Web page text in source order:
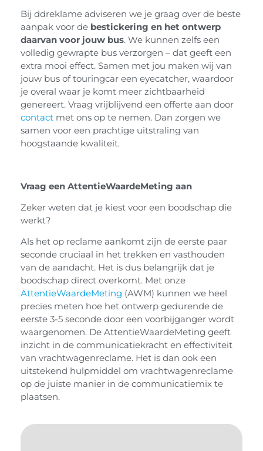
Bij ddreklame adviseren we je graag over de beste
aanpak voor de bestickering en het ontwerp
daarvan voor jouw bus. We kunnen zelfs een
volledig gewrapte bus verzorgen – dat geeft een
extra mooi effect. Samen met jou maken wij van
jouw bus of touringcar een eyecatcher, waardoor
je overal waar je komt meer zichtbaarheid
genereert. Vraag vrijblijvend een offerte aan door
contact met ons op te nemen. Dan zorgen we
samen voor een prachtige uitstraling van
hoogstaande kwaliteit.
Vraag een AttentieWaardeMeting aan
Zeker weten dat je kiest voor een boodschap die
werkt?
Als het op reclame aankomt zijn de eerste paar
seconde cruciaal in het trekken en vasthouden
van de aandacht. Het is dus belangrijk dat je
boodschap direct overkomt. Met onze
AttentieWaardeMeting (AWM) kunnen we heel
precies meten hoe het ontwerp gedurende de
eerste 3-5 seconde door een voorbijganger wordt
waargenomen. De AttentieWaardeMeting geeft
inzicht in de communicatiekracht en effectiviteit
van vrachtwagenreclame. Het is dan ook een
uitstekend hulpmiddel om vrachtwagenreclame
op de juiste manier in de communicatiemix te
plaatsen.